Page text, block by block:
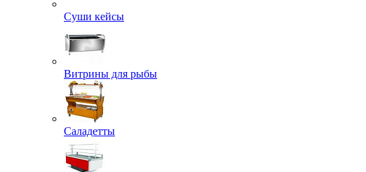
Суши кейсы
Витрины для рыбы
Саладетты